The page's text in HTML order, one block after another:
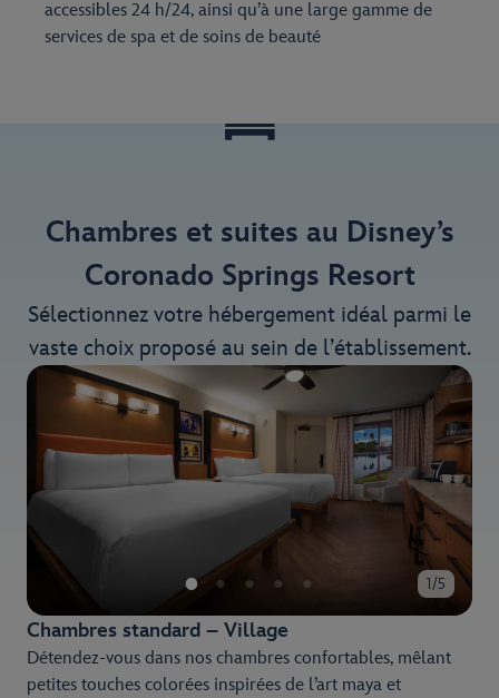
accessibles 24 h/24, ainsi qu’à une large gamme de
services de spa et de soins de beauté
Chambres et suites au Disney’s
Coronado Springs Resort
Sélectionnez votre hébergement idéal parmi le
vaste choix proposé au sein de l’établissement.
1/5
Chambres standard – Village
Détendez-vous dans nos chambres confortables, mêlant
petites touches colorées inspirées de l’art maya et